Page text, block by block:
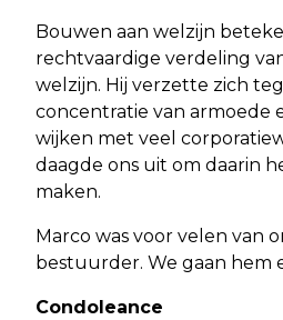
Bouwen aan welzijn
rechtvaardige verdeling
welzijn. Hij verzette zich
concentratie van armoede
wijken met veel
daagde ons uit om daarin
maken.
Marco was voor velen van
bestuurder. We gaan hem
Condoleance